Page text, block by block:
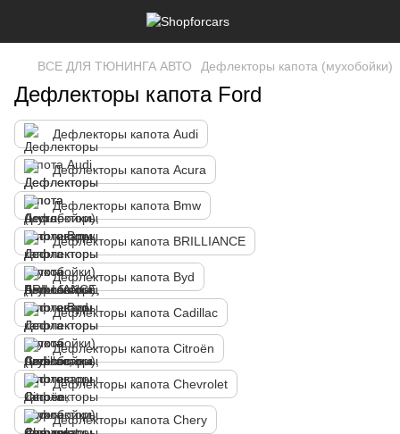
ВСЕ ДЛЯ ТЮНИНГА АВТО Дефлекторы капота (мухобойки)
Дефлекторы капота Ford
Дефлекторы капота Audi
Дефлекторы капота Acura
Дефлекторы капота Bmw
Дефлекторы капота BRILLIANCE
Дефлекторы капота Byd
Дефлекторы капота Cadillac
Дефлекторы капота Citroën
Дефлекторы капота Chevrolet
Дефлекторы капота Chery